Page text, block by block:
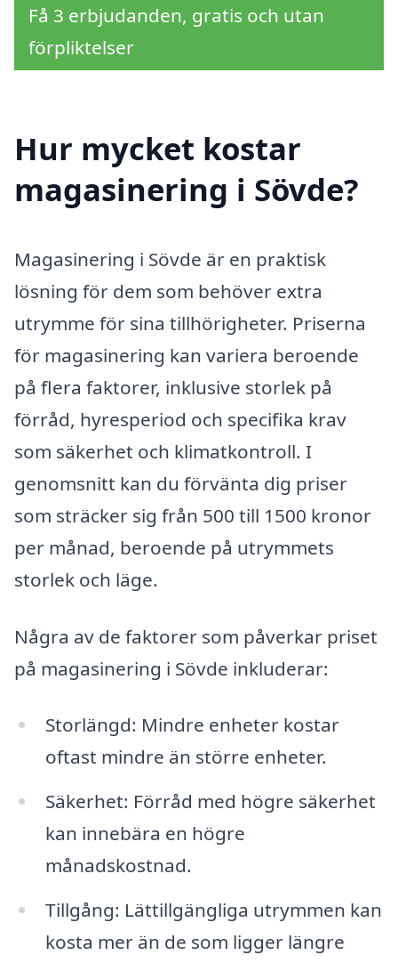
Få 3 erbjudanden, gratis och utan
förpliktelser
Hur mycket kostar
magasinering i Sövde?
Magasinering i Sövde är en praktisk
lösning för dem som behöver extra
utrymme för sina tillhörigheter. Priserna
för magasinering kan variera beroende
på flera faktorer, inklusive storlek på
förråd, hyresperiod och specifika krav
som säkerhet och klimatkontroll. I
genomsnitt kan du förvänta dig priser
som sträcker sig från 500 till 1500 kronor
per månad, beroende på utrymmets
storlek och läge.
Några av de faktorer som påverkar priset
på magasinering i Sövde inkluderar:
Storlängd: Mindre enheter kostar
oftast mindre än större enheter.
Säkerhet: Förråd med högre säkerhet
kan innebära en högre
månadskostnad.
Tillgång: Lättillgängliga utrymmen kan
kosta mer än de som ligger längre